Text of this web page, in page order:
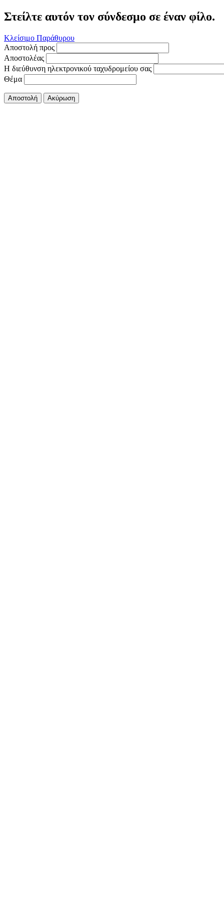
Στείλτε αυτόν τον σύνδεσμο σε έναν φίλο.
Κλείσιμο Παράθυρου
Αποστολή προς
Αποστολέας
Η διεύθυνση ηλεκτρονικού ταχυδρομείου σας
Θέμα
Αποστολή Ακύρωση